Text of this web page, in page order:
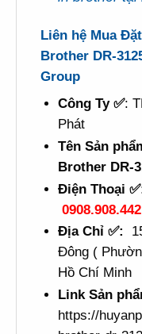
Liên hệ Mua
Brother DR-
Group
Công Ty ✅:
Phát
Tên Sản
Brother DR-
Điện Thoại
0908.908.442
Địa Chỉ ✅:
Đông (
Hồ Chí Minh
Link Sản
https://